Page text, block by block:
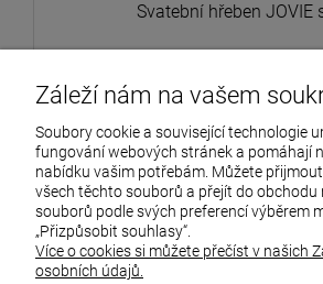
Svatební hřeben JOVIE
743,75 Kč
Záleží nám na vašem
Soubory cookie a související technologie
fungování webových stránek a pomáhají
nabídku vašim potřebám. Můžete
všech těchto souborů a přejít do
souborů podle svých preferencí výběrem
„Přizpůsobit souhlasy“.
Více o cookies si můžete přečíst v našich
osobních údajů.